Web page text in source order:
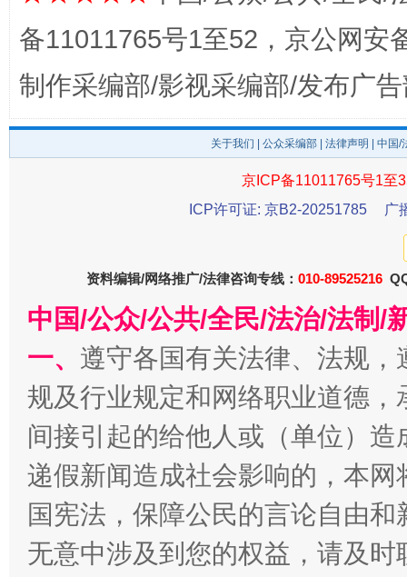
受贿1.44亿！段成刚被判无期 从幼
备11011765号1至52，京公网安
制作采编部/影视采编部/发布广
关于我们 公众采编部 法律声明 | 中国
京ICP备11011765号1至
ICP许可证: 京B2-20251785
广
资料编辑/网络推广/法律咨询专线： 010-89525216
中国/公众/公共/全民/法治/法制/
一、 遵守各国有关法律、法规
规及行业规定和网络职业道德
间接引起的给他人或（单位）
递假新闻造成社会影响的，本
国宪法，保障公民的言论自由
无意中涉及到您的权益，请及